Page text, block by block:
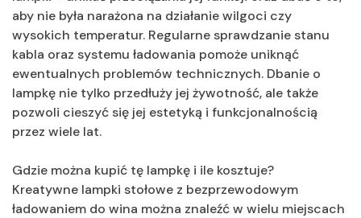
aby nie była narażona na działanie wilgoci czy
wysokich temperatur. Regularne sprawdzanie stanu
kabla oraz systemu ładowania pomoże uniknąć
ewentualnych problemów technicznych. Dbanie o
lampkę nie tylko przedłuży jej żywotność, ale także
pozwoli cieszyć się jej estetyką i funkcjonalnością
przez wiele lat.
Gdzie można kupić tę lampkę i ile kosztuje?
Kreatywne lampki stołowe z bezprzewodowym
ładowaniem do wina można znaleźć w wielu miejscach